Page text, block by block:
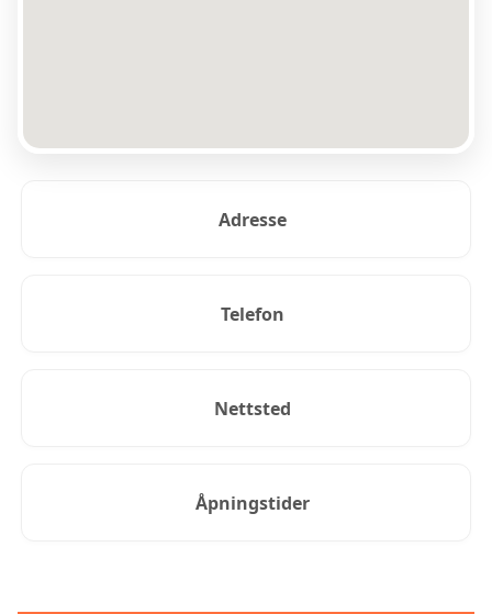
Adresse
Telefon
Nettsted
Åpningstider